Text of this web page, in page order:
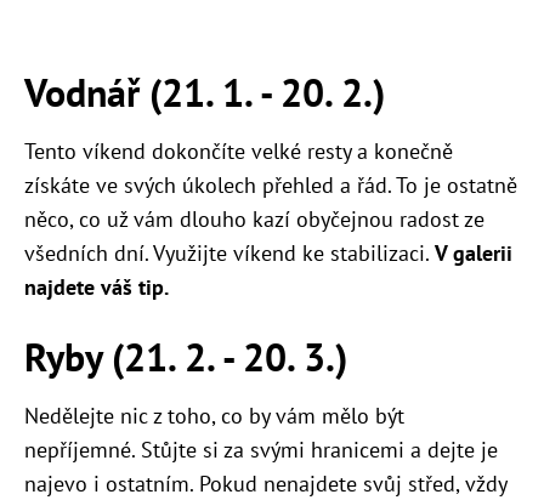
Vodnář (21. 1. - 20. 2.)
Tento víkend dokončíte velké resty a konečně
získáte ve svých úkolech přehled a řád. To je ostatně
něco, co už vám dlouho kazí obyčejnou radost ze
všedních dní. Využijte víkend ke stabilizaci. V galerii
najdete váš tip.
Ryby (21. 2. - 20. 3.)
Nedělejte nic z toho, co by vám mělo být
nepříjemné. Stůjte si za svými hranicemi a dejte je
najevo i ostatním. Pokud nenajdete svůj střed, vždy